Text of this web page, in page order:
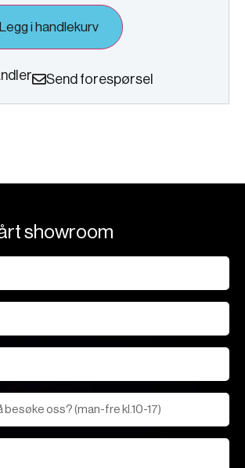
Legg i handlekurv
Send forespørsel
showroom